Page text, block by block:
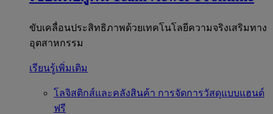
ขับเคลื่อนประสิทธิภาพด้วยเทคโนโลยีความจริงเสริมทาง
อุตสาหกรรม
เรียนรู้เพิ่มเติม
โลจิสติกส์และคลังสินค้า การจัดการวัสดุแบบแฮนด์
ฟรี